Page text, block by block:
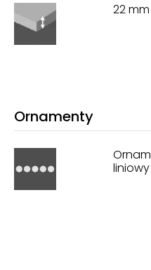
22 mm
Ornamenty
liniowy